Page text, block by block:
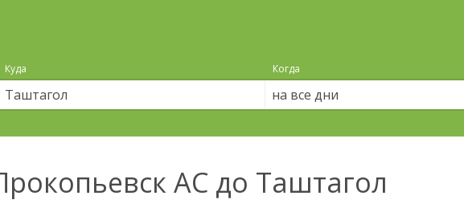
Куда Когда
на все дни
АС до Таштагол